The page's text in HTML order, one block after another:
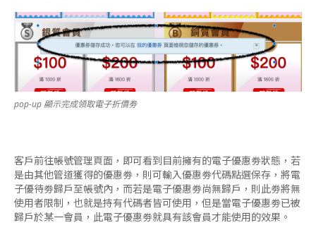
pop-up 顯示完成領取電子折價劵
客戶前往帳號管理頁面，即可看到目前擁有的電子優惠劵狀態，若
是由其他管道獲得的優惠劵，則可輸入優惠劵代碼點選保存，將電
子優待劵歸戶至帳號內，而若是電子優惠劵尚無歸戶，則此劵將無
使用者限制，也就是持有代碼者皆可使用，但是當電子優惠劵已被
歸戶於某一會員，此電子優惠劵就具有該會員才能使用的效果。